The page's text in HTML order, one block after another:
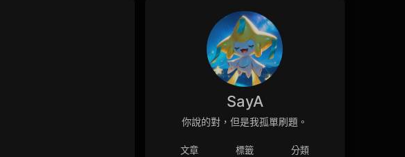
SayA
你說的對，但是我孤單刷題。
文章 標籤 分類